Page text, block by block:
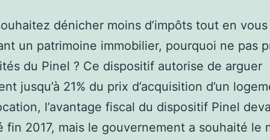
dénicher moins d’impôts tout en vous
un patrimoine immobilier, pourquoi ne pas
du Pinel ? Ce dispositif autorise de arguer
jusqu’à 21% du prix d’acquisition d’un
l’avantage fiscal du dispositif Pinel
fin 2017, mais le gouvernement a souhaité le